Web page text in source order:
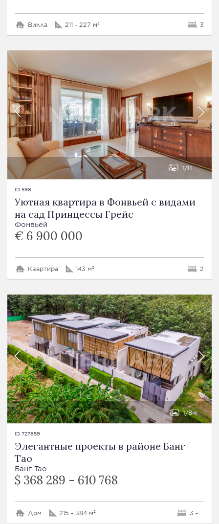
Вилла 211 - 227 м² 3
1 11
ID 598
Уютная квартира в Фонвьей с видами
на сад Принцессы Грейс
Фонвьей
€ 6 900 000
Квартира 143 м² 2
1 8
ID 727859
Элегантные проекты в районе Банг
Тао
Банг Тао
$ 368 289 - 610 768
Дом 215 - 384 м² 3 - 4